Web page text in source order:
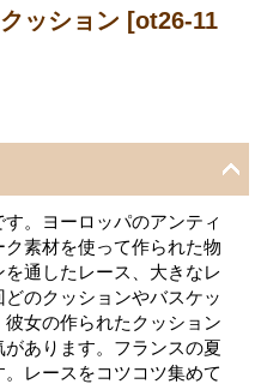
ッション [ot26-11
。ヨーロッパのアンティ
素材を使って作られた物
通したレース、大きなレ
のクッションやバスケッ
女の作られたクッション
あります。フランスの夏
レースをコツコツ集めて